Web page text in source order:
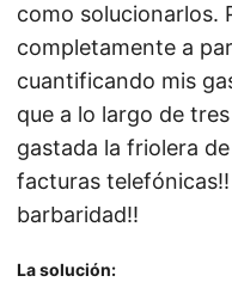
como solucionarlos.
completamente a
cuantificando mis
que a lo largo de
gastada la friolera
facturas
barbaridad!!
La solución: